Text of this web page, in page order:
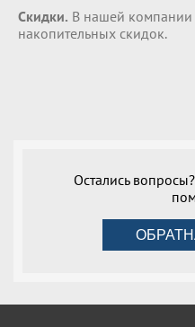
Скидки. В нашей компании
накопительных скидок.
Остались